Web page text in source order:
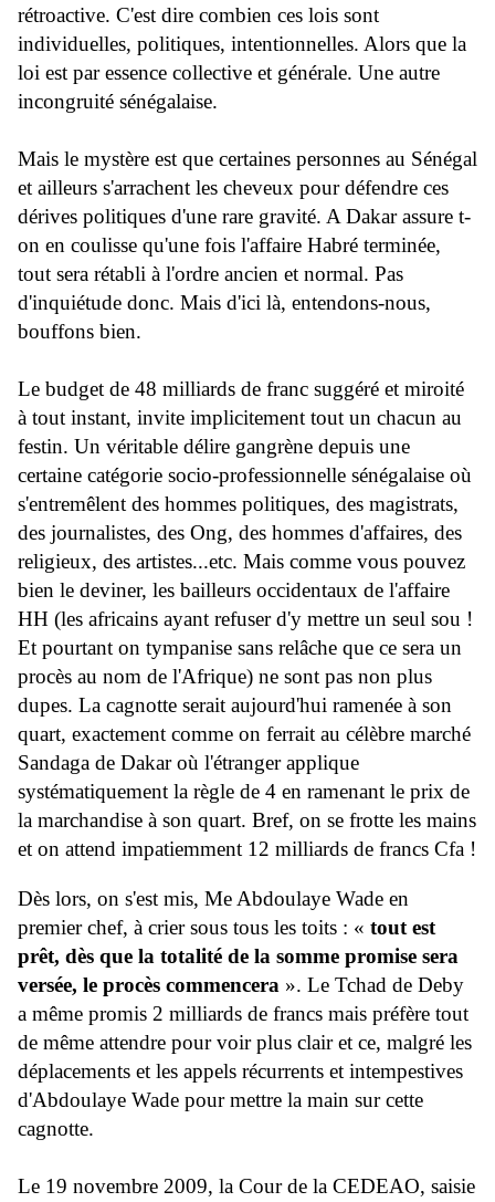
rétroactive. C'est dire combien ces lois sont
individuelles, politiques, intentionnelles. Alors que la
loi est par essence collective et générale. Une autre
incongruité sénégalaise.
Mais le mystère est que certaines personnes au Sénégal
et ailleurs s'arrachent les cheveux pour défendre ces
dérives politiques d'une rare gravité. A Dakar assure t-
on en coulisse qu'une fois l'affaire Habré terminée,
tout sera rétabli à l'ordre ancien et normal. Pas
d'inquiétude donc. Mais d'ici là, entendons-nous,
bouffons bien.
Le budget de 48 milliards de franc suggéré et miroité
à tout instant, invite implicitement tout un chacun au
festin. Un véritable délire gangrène depuis une
certaine catégorie socio-professionnelle sénégalaise où
s'entremêlent des hommes politiques, des magistrats,
des journalistes, des Ong, des hommes d'affaires, des
religieux, des artistes...etc. Mais comme vous pouvez
bien le deviner, les bailleurs occidentaux de l'affaire
HH (les africains ayant refuser d'y mettre un seul sou !
Et pourtant on tympanise sans relâche que ce sera un
procès au nom de l'Afrique) ne sont pas non plus
dupes. La cagnotte serait aujourd'hui ramenée à son
quart, exactement comme on ferrait au célèbre marché
Sandaga de Dakar où l'étranger applique
systématiquement la règle de 4 en ramenant le prix de
la marchandise à son quart. Bref, on se frotte les mains
et on attend impatiemment 12 milliards de francs Cfa !
Dès lors, on s'est mis, Me Abdoulaye Wade en
premier chef, à crier sous tous les toits : « tout est
prêt, dès que la totalité de la somme promise sera
versée, le procès commencera ». Le Tchad de Deby
a même promis 2 milliards de francs mais préfère tout
de même attendre pour voir plus clair et ce, malgré les
déplacements et les appels récurrents et intempestives
d'Abdoulaye Wade pour mettre la main sur cette
cagnotte.
Le 19 novembre 2009, la Cour de la CEDEAO, saisie